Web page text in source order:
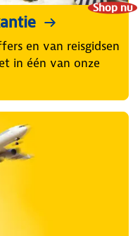
Shop nu
en van reisgidsen
in één van onze